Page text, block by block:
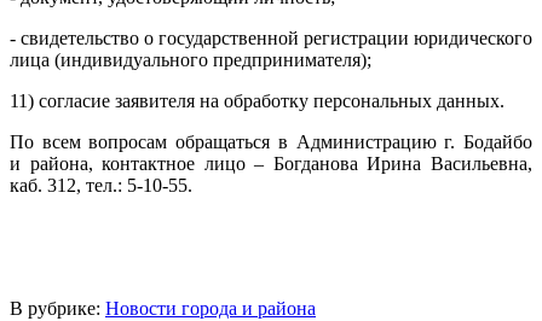
- свидетельство о государственной регистрации юридического
лица (индивидуального предпринимателя);
11) согласие заявителя на обработку персональных данных.
По всем вопросам обращаться в Администрацию г. Бодайбо
и района, контактное лицо – Богданова Ирина Васильевна,
каб. 312, тел.: 5-10-55.
В рубрике: Новости города и района